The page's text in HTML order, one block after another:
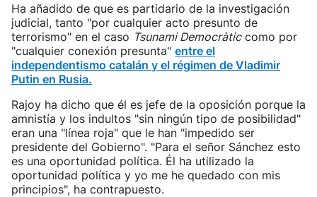
Ha añadido de que es partidario de la investigación
judicial, tanto "por cualquier acto presunto de
terrorismo" en el caso Tsunami Democràticcomo por
"cualquier conexión presunta" entre el
independentismo catalán y el régimen de Vladimir
Putin en Rusia.
Rajoy ha dicho que él es jefe de la oposición porque la
amnistía y los indultos "sin ningún tipo de posibilidad"
eran una "línea roja" que le han "impedido ser
presidente del Gobierno". "Para el señor Sánchez esto
es una oportunidad política. Él ha utilizado la
oportunidad política y yo me he quedado con mis
principios", ha contrapuesto.